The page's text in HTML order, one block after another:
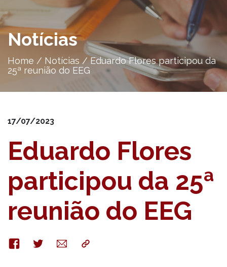
Notícias
Home / Notícias /Eduardo Flores participou da
25ª reunião do EEG
17/07/2023
Eduardo Flores
participou da 25ª
reunião do EEG
FacebookTwitterE-
mail
Copy